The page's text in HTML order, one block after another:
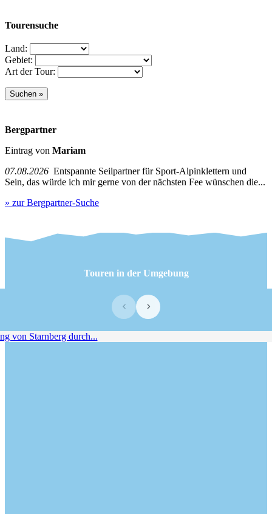
Tourensuche
Land:
Gebiet:
Art der Tour:
Bergpartner
Eintrag von Mariam
07.08.2026 Entspannte Seilpartner für Sport-Alpinklettern und
Sein, das würde ich mir gerne von der nächsten Fee wünschen die...
» zur Bergpartner-Suche
Touren in der Umgebung
‹ ›